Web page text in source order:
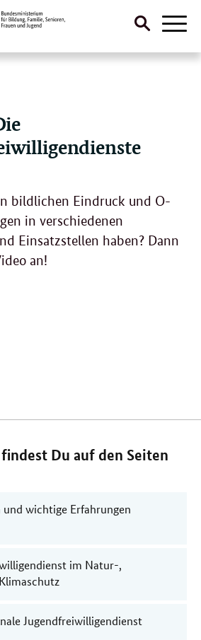
Suche
bildlichen Eindruck und O-
in verschiedenen
Einsatzstellen haben? Dann
an!
Du auf den Seiten
und wichtige Erfahrungen
im Natur-,
Jugendfreiwilligendienst